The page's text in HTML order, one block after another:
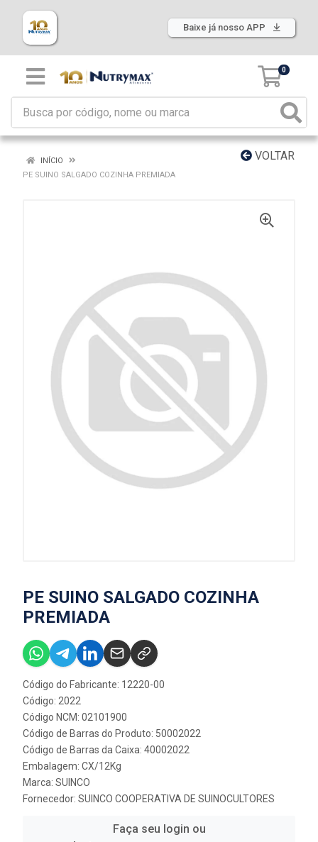
Baixe já nosso APP
0
VOLTAR
INÍCIO
PE SUINO SALGADO COZINHA PREMIADA
PE SUINO SALGADO COZINHA
PREMIADA
Código do Fabricante: 12220-00
Código: 2022
Código NCM: 02101900
Código de Barras do Produto: 50002022
Código de Barras da Caixa: 40002022
Embalagem: CX/12Kg
Marca: SUINCO
Fornecedor: SUINCO COOPERATIVA DE SUINOCULTORES
Faça seu login ou